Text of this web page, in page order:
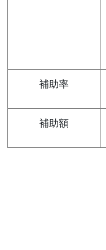
補助率
補助額